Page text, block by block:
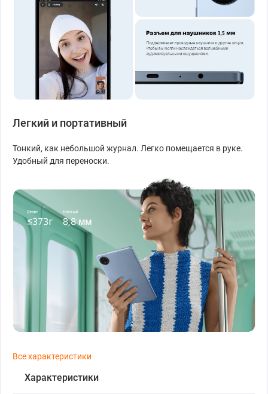
Легкий и портативный
Тонкий, как небольшой журнал. Легко помещается в руке.
Удобный для переноски.
Все характеристики
Характеристики